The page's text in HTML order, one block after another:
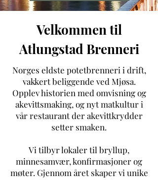
Velkommen til
Atlungstad Brenneri
Norges eldste potetbrenneri i drift,
vakkert beliggende ved Mjøsa.
Opplev historien med omvisning og
akevittsmaking, og nyt matkultur i
vår restaurant der akevittkrydder
setter smaken.
Vi tilbyr lokaler til bryllup,
minnesamvær, konfirmasjoner og
møter. Gjennom året skaper vi unike